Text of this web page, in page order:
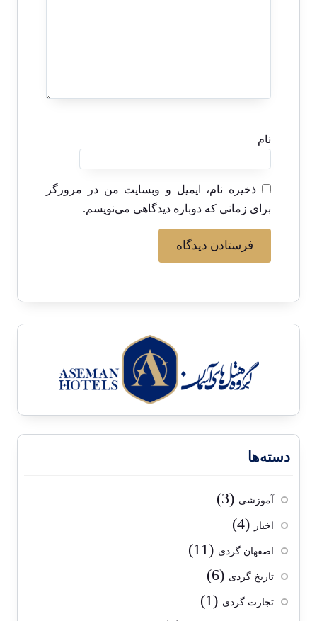
نام
ذخیره نام، ایمیل و وبسایت من در مرورگر
برای زمانی که دوباره دیدگاهی می‌نویسم.
دسته‌ها
آموزشی (3)
اخبار (4)
اصفهان گردی (11)
تاریخ گردی (6)
تجارت گردی (1)